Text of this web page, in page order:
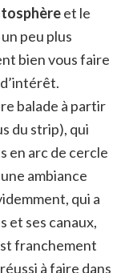
et le
peu plus
bien vous faire
balade à partir
du strip), qui
en arc de cercle
ambiance
qui a
et ses canaux,
franchement
à faire dans